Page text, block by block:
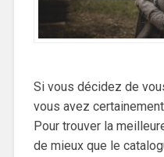
Si vous décidez de
vous avez
Pour trouver la
de mieux que le